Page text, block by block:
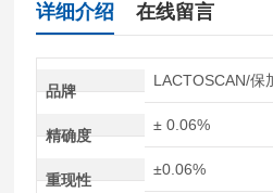
详细介绍 在线留言
品牌
LACTOSCAN/保
精确度
± 0.06%
重现性
±0.06%